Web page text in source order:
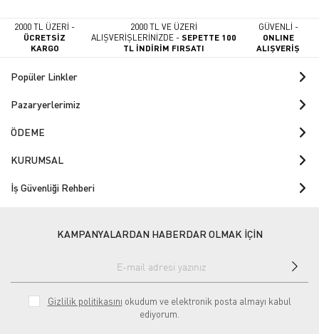
2000 TL ÜZERİ -
ÜCRETSİZ
KARGO
2000 TL VE ÜZERİ
ALIŞVERİŞLERİNİZDE -SEPETTE 100
TL İNDİRİM FIRSATI
GÜVENLİ -
ONLINE
ALIŞVERİŞ
Popüler Linkler
Pazaryerlerimiz
ÖDEME
KURUMSAL
İş Güvenliği Rehberi
KAMPANYALARDAN HABERDAR OLMAK İÇİN
Gizlilik politikasını okudum ve elektronik posta almayı kabul
ediyorum.